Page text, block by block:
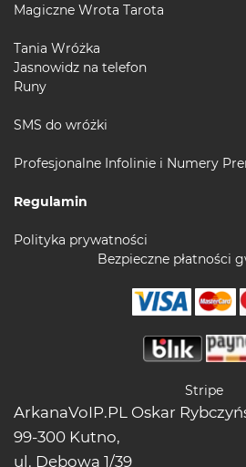
Magiczne Wrota Tarota
Tania Wróżka
Jasnowidz na telefon
Runy
SMS do wróżki
Profesjonalne Infolinie i Numery
Regulamin
Polityka prywatności
Bezpieczne płatności
Stripe
ArkanaVoIP.PL Oskar
99-300 Kutno,
ul. Dębowa 1/39